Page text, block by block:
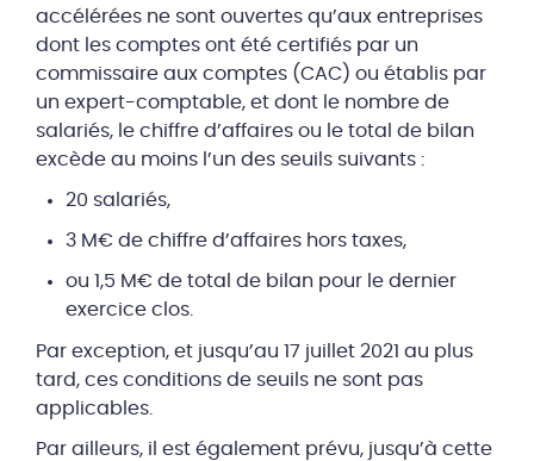
accélérées ne sont ouvertes qu’aux entreprises
dont les comptes ont été certifiés par un
commissaire aux comptes (CAC) ou établis par
un expert-comptable, et dont le nombre de
salariés, le chiffre d’affaires ou le total de bilan
excède au moins l’un des seuils suivants :
20 salariés,
3 M€ de chiffre d’affaires hors taxes,
ou 1,5 M€ de total de bilan pour le dernier
exercice clos.
Par exception, et jusqu’au 17 juillet 2021 au plus
tard, ces conditions de seuils ne sont pas
applicables.
Par ailleurs, il est également prévu, jusqu’à cette